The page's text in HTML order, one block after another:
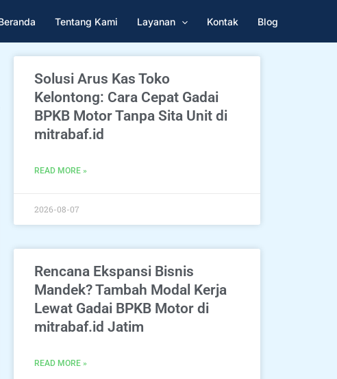
Tentang Kami Layanan Kontak Blog
Solusi Arus Kas Toko
Kelontong: Cara Cepat Gadai
BPKB Motor Tanpa Sita Unit di
mitrabaf.id
READ MORE »
2026-08-07
Rencana Ekspansi Bisnis
Mandek? Tambah Modal Kerja
Lewat Gadai BPKB Motor di
mitrabaf.id Jatim
READ MORE »